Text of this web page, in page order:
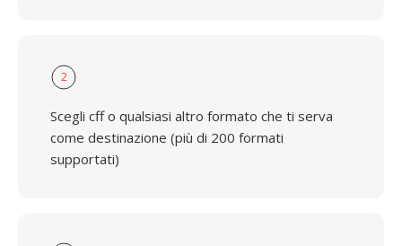
2
Scegli cff o qualsiasi altro formato che ti serva
come destinazione (più di 200 formati
supportati)